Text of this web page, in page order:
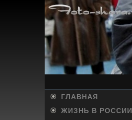
ГЛАВНАЯ
ЖИЗНЬ В РОССИИ